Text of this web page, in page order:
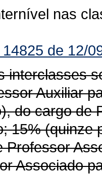
nas
de 12/
interclasses
Auxiliar
do cargo de
15% (quinze
Professor
Associado